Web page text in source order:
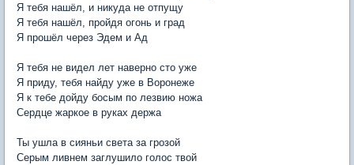
Я тебя нашёл, и никуда не отпущу
Я тебя нашёл, пройдя огонь и град
Я прошёл через Эдем и Ад
Я тебя не видел лет наверно сто уже
Я приду, тебя найду уже в Воронеже
Я к тебе дойду босым по лезвию ножа
Сердце жаркое в руках держа
Ты ушла в сияньи света за грозой
Серым ливнем заглушило голос твой